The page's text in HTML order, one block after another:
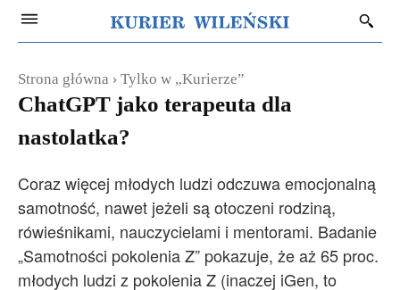
Strona główna Tylko w „Kurierze”
ChatGPT jako terapeuta dla
nastolatka?
Coraz więcej młodych ludzi odczuwa emocjonalną
samotność, nawet jeżeli są otoczeni rodziną,
rówieśnikami, nauczycielami i mentorami. Badanie
„Samotności pokolenia Z” pokazuje, że aż 65 proc.
młodych ludzi z pokolenia Z (inaczej iGen, to